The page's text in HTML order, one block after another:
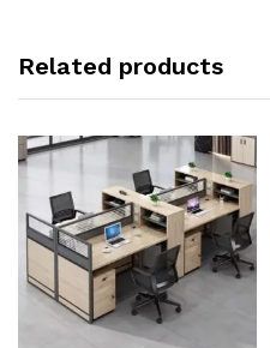
Related products